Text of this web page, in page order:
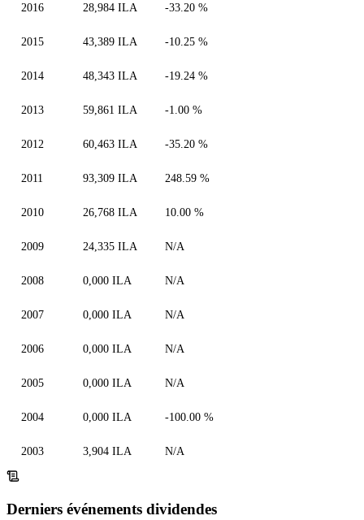
2016 28,984 ILA -33.20 %
2015 43,389 ILA -10.25 %
2014 48,343 ILA -19.24 %
2013 59,861 ILA -1.00 %
2012 60,463 ILA -35.20 %
2011 93,309 ILA 248.59 %
2010 26,768 ILA 10.00 %
2009 24,335 ILA N/A
2008 0,000 ILA N/A
2007 0,000 ILA N/A
2006 0,000 ILA N/A
2005 0,000 ILA N/A
2004 0,000 ILA -100.00 %
2003 3,904 ILA N/A
Derniers événements dividendes